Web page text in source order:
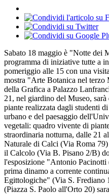
Sabato 18 maggio è "Notte dei
programma di iniziative tutte a
pomeriggio alle 15 con una
mostra "Arte Botanica nel
della Grafica a Palazzo
21, nel giardino del Museo,
piante realizzata dagli studenti
urbano e del paesaggio
vegetali: quadro vivente di
straordinaria notturna, dalle 21
Naturale di Calci (Via Roma
il Calcolo (Via B. Pisano 2/B)
l'esposizione "Antonio
prima dinamo a corrente
Egittologiche" (Via S. Frediano
(Piazza S. Paolo all'Orto 20)